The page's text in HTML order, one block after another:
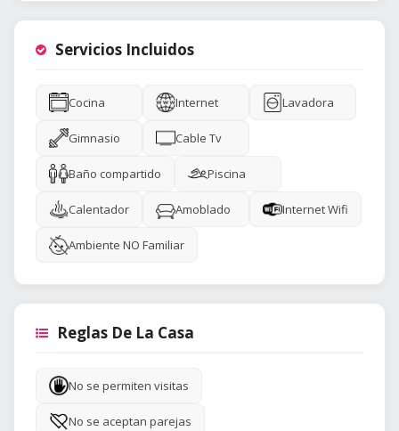
Servicios Incluidos
Cocina Internet Lavadora
Gimnasio Cable Tv
Baño compartido Piscina
Calentador Amoblado Internet Wifi
Ambiente NO Familiar
Reglas De La Casa
No se permiten visitas
No se aceptan parejas